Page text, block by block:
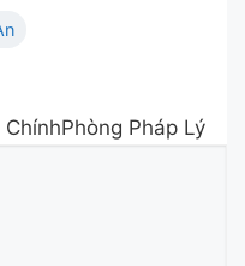
Pháp Lý